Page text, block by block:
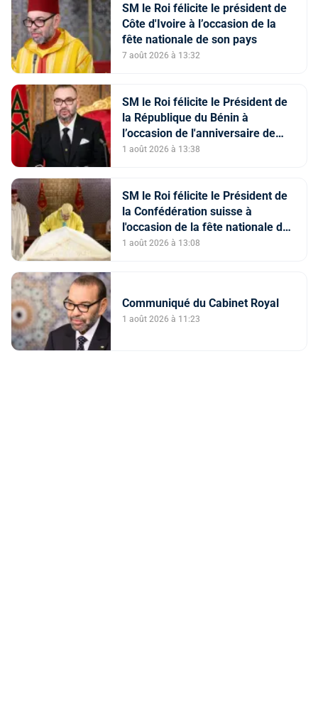
SM le Roi félicite le président de
Côte d'Ivoire à l’occasion de la
fête nationale de son pays
7 août 2026 à 13:32
SM le Roi félicite le Président de
la République du Bénin à
l’occasion de l'anniversaire de
l’Indépendance de son pays
1 août 2026 à 13:38
SM le Roi félicite le Président de
la Confédération suisse à
l'occasion de la fête nationale de
son pays
1 août 2026 à 13:08
Communiqué du Cabinet Royal
1 août 2026 à 11:23